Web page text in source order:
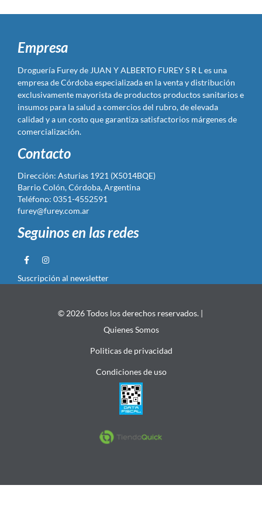
Empresa
Droguería Furey de JUAN Y ALBERTO FUREY S R L es una
empresa de Córdoba especializada en la venta y distribución
exclusivamente mayorista de productos productos sanitarios e
insumos para la salud a comercios del rubro, de elevada
calidad y a un costo que garantiza satisfactorios márgenes de
comercialización.
Contacto
Dirección: Asturias 1921 (X5014BQE)
Barrio Colón, Córdoba, Argentina
Teléfono: 0351-4552591
furey@furey.com.ar
Seguinos en las redes
Suscripción al newsletter
© 2026 Todos los derechos reservados. |
Quienes Somos
Politicas de privacidad
Condiciones de uso